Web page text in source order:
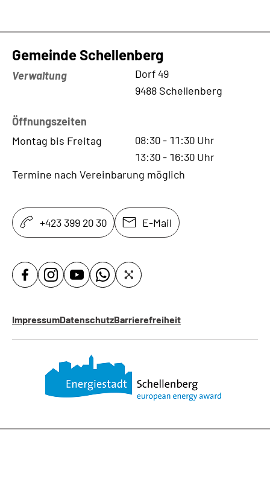
Gemeinde Schellenberg
Verwaltung
Dorf 49
9488 Schellenberg
Öffnungszeiten
Montag bis Freitag
08:30- 11:30 Uhr
13:30- 16:30 Uhr
Termine nach Vereinbarung möglich
+423 399 20 30 E-Mail
ImpressumDatenschutzBarrierefreiheit